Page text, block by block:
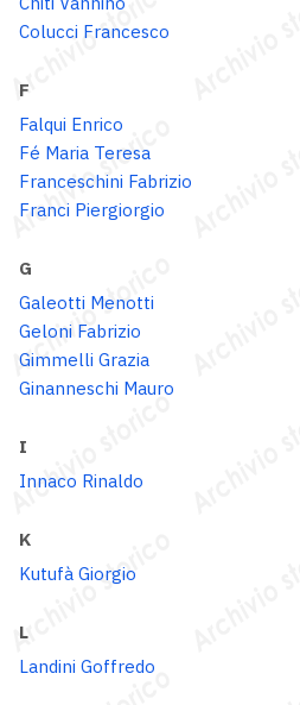
Colucci Francesco
F
Falqui Enrico
Fé Maria Teresa
Franceschini Fabrizio
Franci Piergiorgio
G
Galeotti Menotti
Geloni Fabrizio
Gimmelli Grazia
Ginanneschi Mauro
I
Innaco Rinaldo
K
Kutufà Giorgio
L
Landini Goffredo